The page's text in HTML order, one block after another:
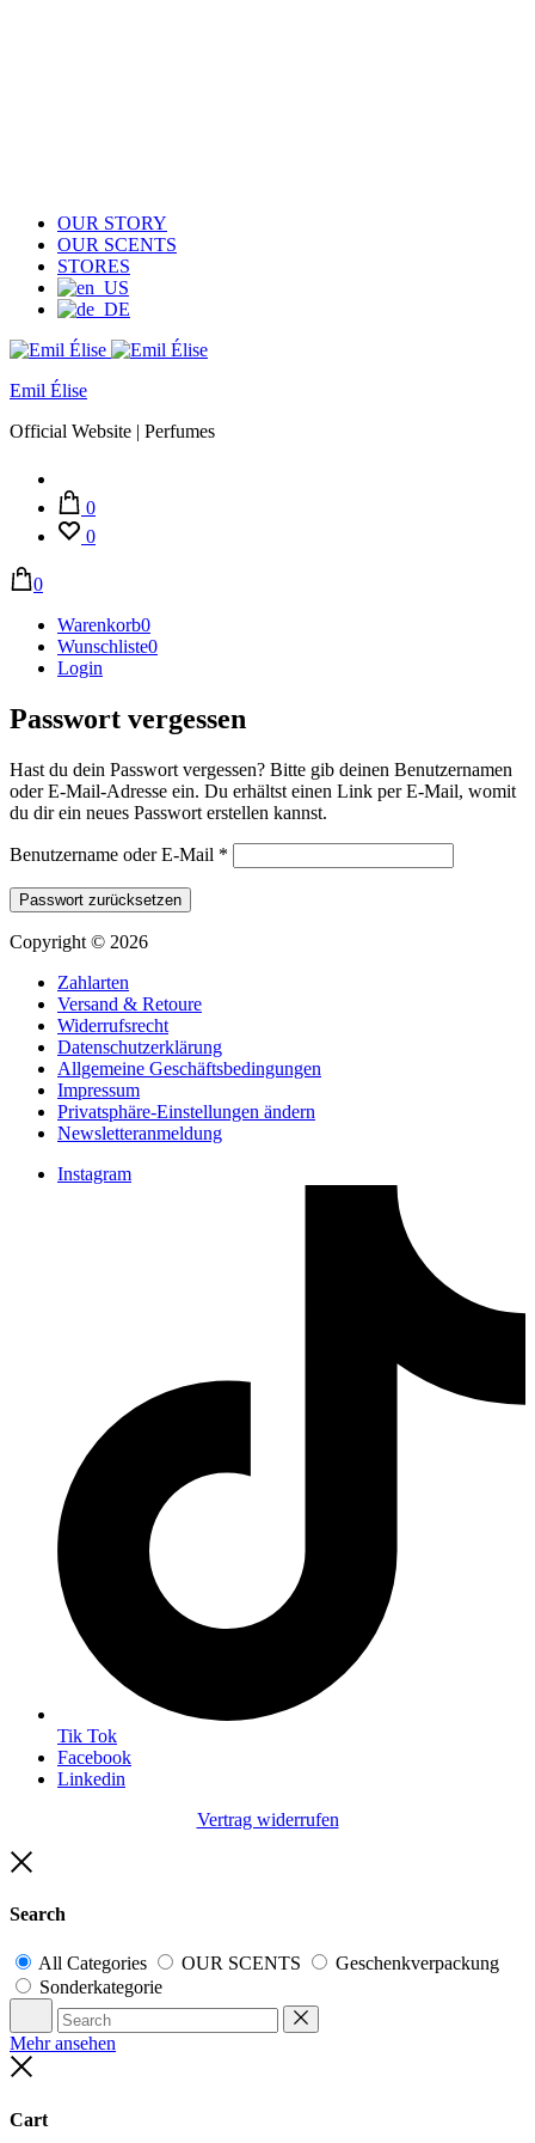
OUR STORY
OUR SCENTS
STORES
Emil Élise
Official Website | Perfumes
0
0
0
Warenkorb0
Wunschliste0
Login
Passwort vergessen
Hast du dein Passwort vergessen? Bitte gib deinen Benutzernamen
oder E-Mail-Adresse ein. Du erhältst einen Link per E-Mail, womit
du dir ein neues Passwort erstellen kannst.
Benutzername oder E-Mail *
Passwort zurücksetzen
Copyright © 2026
Zahlarten
Versand & Retoure
Widerrufsrecht
Datenschutzerklärung
Allgemeine Geschäftsbedingungen
Impressum
Privatsphäre-Einstellungen ändern
Newsletteranmeldung
Instagram
Tik Tok
Facebook
Linkedin
Vertrag widerrufen
Search
All Categories OUR SCENTS
Geschenkverpackung
Sonderkategorie
Search Reset
Mehr ansehen
Cart